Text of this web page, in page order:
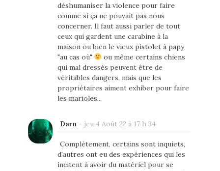
déshumaniser la violence pour faire
comme si ça ne pouvait pas nous
concerner. Il faut aussi parler de tout
ceux qui gardent une carabine à la
maison ou bien le vieux pistolet à papy
"au cas où"
ou même certains chiens
qui mal dressés peuvent être de
véritables dangers, mais que les
propriétaires aiment exhiber pour faire
les marioles...
Darn - jeu 4 Août 22 à 17 h 34
Complètement, certains sont inquiets,
d'autres ont eu des expériences qui les
incitent à avoir du matériel pour se